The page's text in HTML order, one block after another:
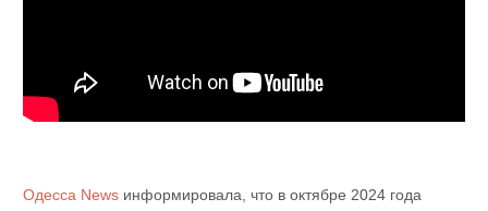
Одесса Newsинформировала, что в октябре 2024 года